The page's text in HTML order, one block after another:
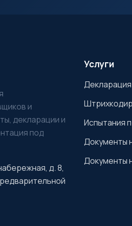
и
декларации и
под
д. 8,
Услуги
Испытания
Документы
Документы